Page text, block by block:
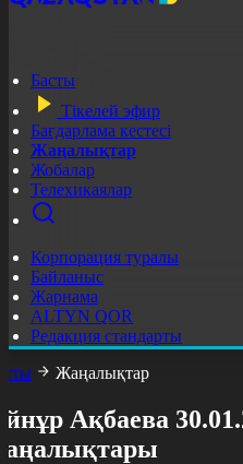
Басты
Тікелей эфир
Бағдарлама кестесі
Жаңалықтар
Жобалар
Телехикаялар
Корпорация туралы
Байланыс
Жарнама
ALTYN QOR
Редакция стандарты
Жаңалықтар
Ақбаева